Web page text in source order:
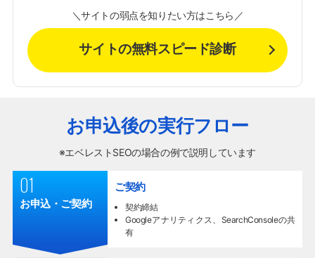
＼サイトの弱点を知りたい方はこちら／
サイトの無料スピード診断
お申込後の実行フロー
※エベレストSEOの場合の例で説明しています
01
お申込・ご契約
ご契約
契約締結
Googleアナリティクス、SearchConsoleの共
有